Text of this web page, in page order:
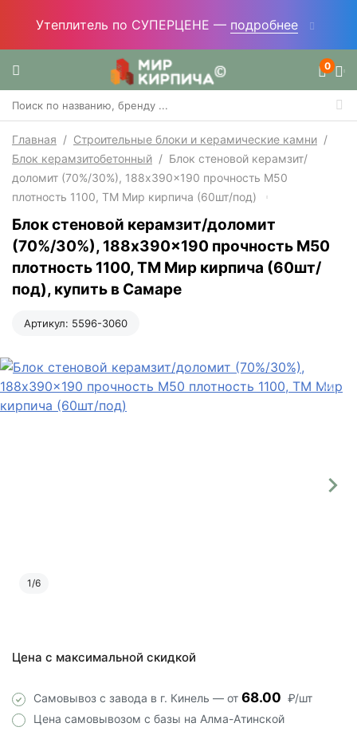
Утеплитель по СУПЕРЦЕНЕ — подробнее
0
Главная / Строительные блоки и керамические камни /
Блок керамзитобетонный / Блок стеновой керамзит/
доломит (70%/30%), 188x390x190 прочность М50
плотность 1100, ТМ Мир кирпича (60шт/под)
Блок стеновой керамзит/доломит
(70%/30%), 188x390x190 прочность М50
плотность 1100, ТМ Мир кирпича (60шт/
под), купить в Самаре
Артикул: 5596-3060
1/6
Цена с максимальной скидкой
Самовывоз с завода в г. Кинель — от 68.00 ₽/шт
Цена самовывозом с базы на Алма-Атинской